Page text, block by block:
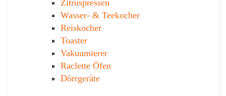
Zitruspressen
Wasser-­ & Teekocher
Reiskocher
Toaster
Vakuumierer
Raclette Öfen
Dörrgeräte